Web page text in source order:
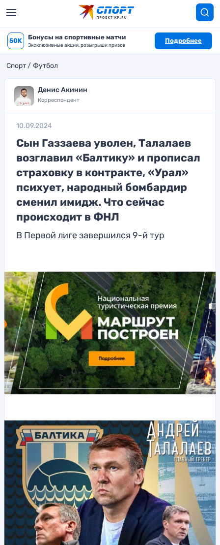
50K Бонусы на спортивные матчи
Эксклюзивные акции, розыгрыши призов
Подробнее
Спорт Футбол
Денис Акинин
Корреспондент
10.09.2024
Сын Газзаева уволен, Талалаев
возглавил «Балтику» и прописал
страховку в контракте, «Урал»
психует, народный бомбардир
сменил имидж. Что сейчас
происходит в ФНЛ
В Первой лиге завершился 9-й тур